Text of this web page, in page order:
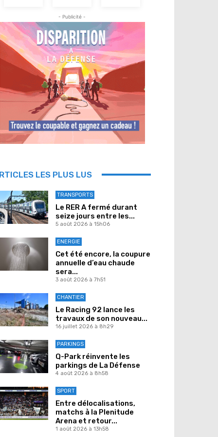
- Publicité -
LES PLUS LUS
TRANSPORTS
Le RER A fermé durant
seize jours entre les...
5 août 2026 à 15h06
ENERGIE
Cet été encore, la coupure
annuelle d’eau chaude
sera...
3 août 2026 à 7h51
CHANTIER
Le Racing 92 lance les
travaux de son nouveau...
16 juillet 2026 à 8h29
PARKINGS
Q-Park réinvente les
parkings de La Défense
4 août 2026 à 8h58
SPORT
Entre délocalisations,
matchs à la Plenitude
Arena et retour...
1 août 2026 à 13h58